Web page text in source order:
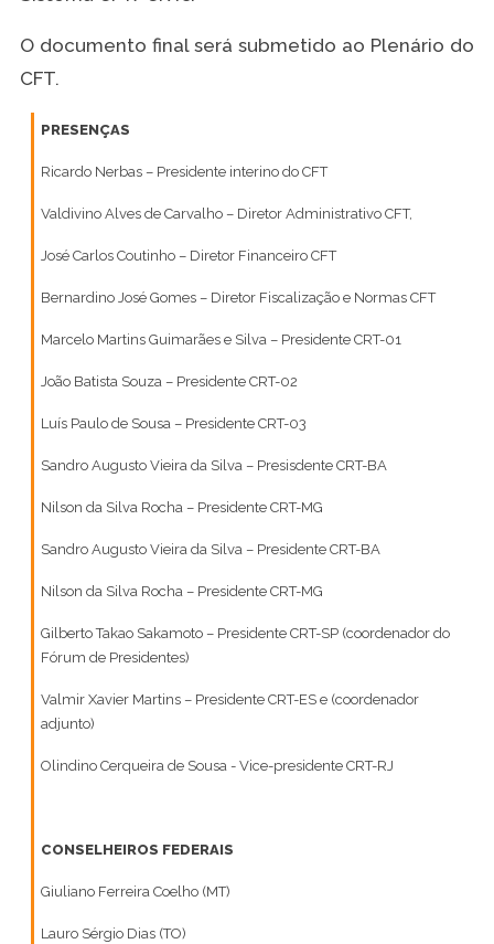
O documento final será submetido ao Plenário do
CFT.
PRESENÇAS
Ricardo Nerbas – Presidente interino do CFT
Valdivino Alves de Carvalho – Diretor Administrativo CFT,
José Carlos Coutinho – Diretor Financeiro CFT
Bernardino José Gomes – Diretor Fiscalização e Normas CFT
Marcelo Martins Guimarães e Silva – Presidente CRT-01
João Batista Souza – Presidente CRT-02
Luís Paulo de Sousa – Presidente CRT-03
Sandro Augusto Vieira da Silva – Presisdente CRT-BA
Nilson da Silva Rocha – Presidente CRT-MG
Sandro Augusto Vieira da Silva – Presidente CRT-BA
Nilson da Silva Rocha – Presidente CRT-MG
Gilberto Takao Sakamoto – Presidente CRT-SP (coordenador do
Fórum de Presidentes)
Valmir Xavier Martins – Presidente CRT-ES e (coordenador
adjunto)
Olindino Cerqueira de Sousa - Vice-presidente CRT-RJ
CONSELHEIROS FEDERAIS
Giuliano Ferreira Coelho (MT)
Lauro Sérgio Dias (TO)